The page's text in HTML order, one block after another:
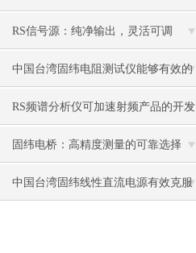
都有哪些？
RS信号源：纯净输出，灵活可调
中国台湾固纬电阻测试仪能够有效的
预防电气设备出现问题
RS频谱分析仪可加速射频产品的开发
和测试
固纬电桥：高精度测量的可靠选择
中国台湾固纬线性直流电源有效克服